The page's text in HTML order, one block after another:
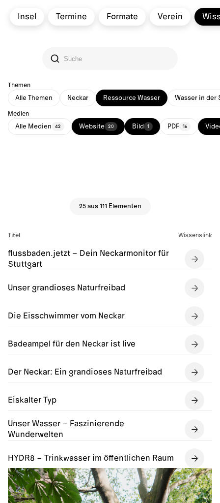
Insel Termine Formate Verein
Themen
Alle Themen Neckar Ressource Wasser Wasser in der
Medien
Alle Medien 42 Website 20 Bild 1 PDF 16
25 aus 111 Elementen
Titel Wissenslink
flussbaden.jetzt – Dein Neckarmonitor für
Stuttgart
Unser grandioses Naturfreibad
Die Eisschwimmer vom Neckar
Badeampel für den Neckar ist live
Der Neckar: Ein grandioses Naturfreibad
Eiskalter Typ
Unser Wasser – Faszinierende
Wunderwelten
HYDR8 – Trinkwasser im öffentlichen Raum